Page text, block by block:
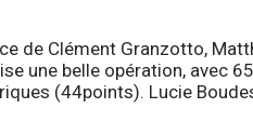
de Clément Granzotto,
une belle opération, avec
(44points). Lucie